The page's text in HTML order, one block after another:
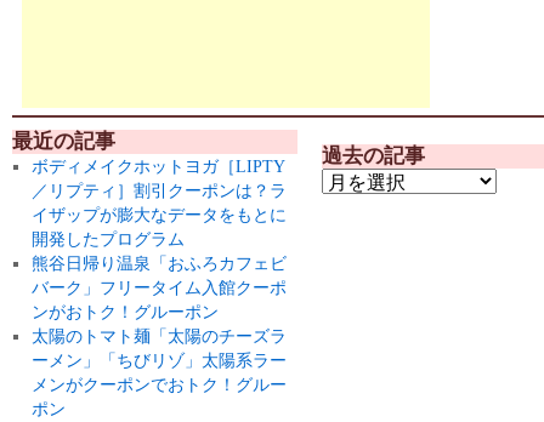
最近の記事
ボディメイクホットヨガ［LIPTY
／リプティ］割引クーポンは？ラ
イザップが膨大なデータをもとに
開発したプログラム
熊谷日帰り温泉「おふろカフェビ
バーク」フリータイム入館クーポ
ンがおトク！グルーポン
太陽のトマト麺「太陽のチーズラ
ーメン」「ちびリゾ」太陽系ラー
メンがクーポンでおトク！グルー
ポン
過去の記事